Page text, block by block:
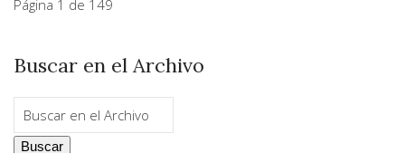
Página 1 de 149
Buscar en el Archivo